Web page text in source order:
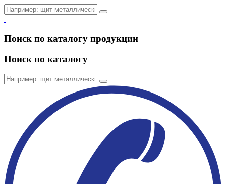
Поиск по каталогу продукции
Поиск по каталогу